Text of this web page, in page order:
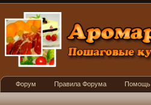
Форум Правила Форума Помощь